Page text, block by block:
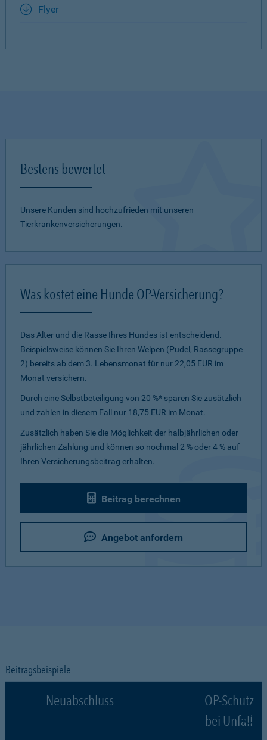
Flyer
Bestens bewertet
Unsere Kunden sind hochzufrieden mit unseren
Tierkrankenversicherungen.
Was kostet eine Hunde OP-Versicherung?
Das Alter und die Rasse Ihres Hundes ist entscheidend.
Beispielsweise können Sie Ihren Welpen (Pudel, Rassegruppe
2) bereits ab dem 3. Lebensmonat für nur 22,05 EUR im
Monat versichern.
Durch eine Selbstbeteiligung von 20 %* sparen Sie zusätzlich
und zahlen in diesem Fall nur 18,75 EUR im Monat.
Zusätzlich haben Sie die Möglichkeit der halbjährlichen oder
jährlichen Zahlung und können so nochmal 2 % oder 4 % auf
Ihren Versicherungsbeitrag erhalten.
Beitrag berechnen
Angebot anfordern
Beitragsbeispiele
Neuabschluss
OP-Schutz
bei Unfall